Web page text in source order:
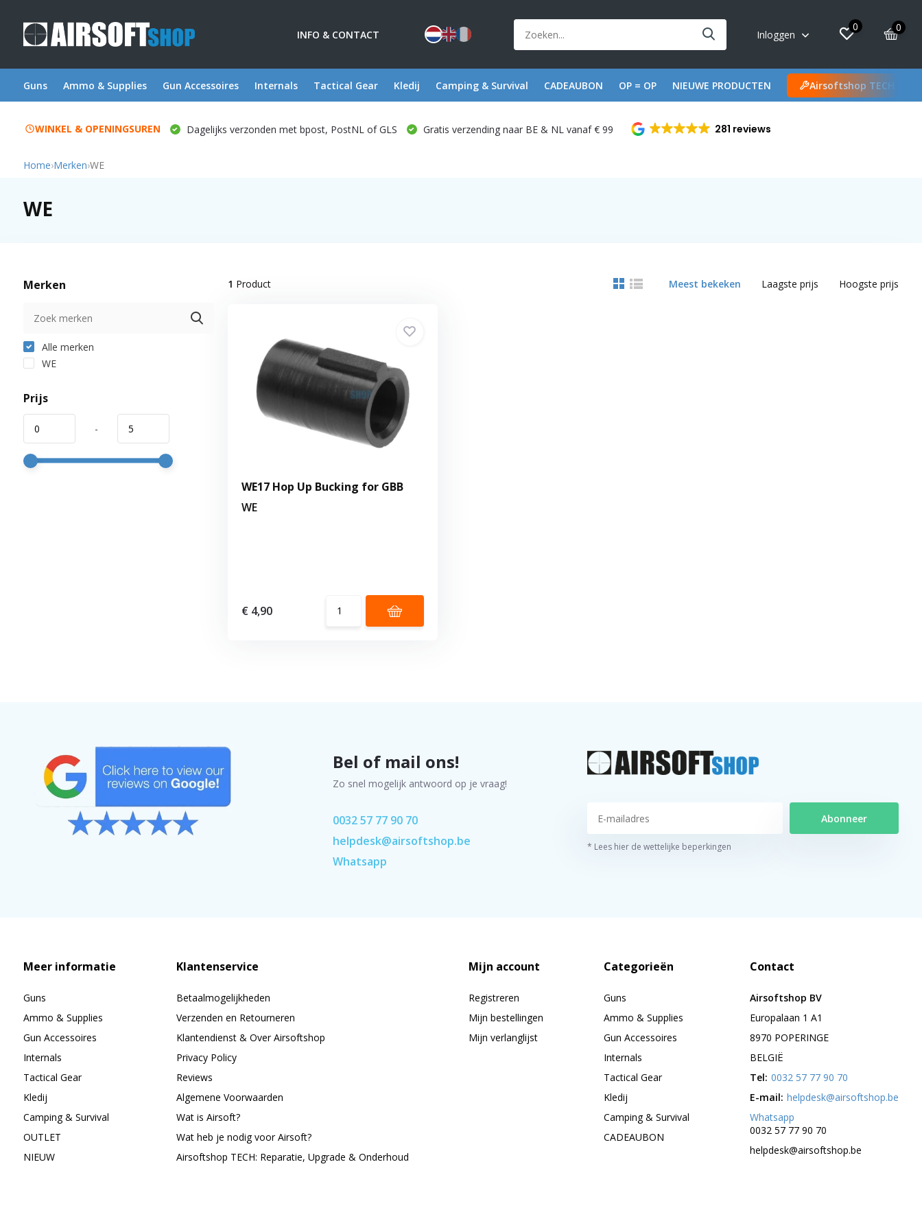
INFO & CONTACT Inloggen
0 0
Guns Ammo & Supplies Gun Accessoires Internals Tactical Gear Kledij Camping & Survival CADEAUBON OP = OP NIEUWE PRODUCTEN Airsoftshop TECH
WINKEL & OPENINGSUREN Dagelijks verzonden met bpost, PostNL of GLS Gratis verzending naar BE & NL vanaf € 99 281 reviews
Home›Merken›WE
WE
Merken
Alle merken
WE
Prijs
-
1 Product Meest bekeken Laagste prijs Hoogste prijs
WE17 Hop Up Bucking for GBB
WE
€ 4,90
Bel of mail ons!
Zo snel mogelijk antwoord op je vraag!
0032 57 77 90 70
helpdesk@airsoftshop.be
Whatsapp
Abonneer
* Lees hier de wettelijke beperkingen
Meer informatie
Guns
Ammo & Supplies
Gun Accessoires
Internals
Tactical Gear
Kledij
Camping & Survival
OUTLET
NIEUW
Klantenservice
Betaalmogelijkheden
Verzenden en Retourneren
Klantendienst & Over Airsoftshop
Privacy Policy
Reviews
Algemene Voorwaarden
Wat is Airsoft?
Wat heb je nodig voor Airsoft?
Airsoftshop TECH: Reparatie, Upgrade & Onderhoud
Mijn account
Registreren
Mijn bestellingen
Mijn verlanglijst
Categorieën
Guns
Ammo & Supplies
Gun Accessoires
Internals
Tactical Gear
Kledij
Camping & Survival
CADEAUBON
Contact
Airsoftshop BV
Europalaan 1 A1
8970 POPERINGE
BELGIË
Tel: 0032 57 77 90 70
E-mail: helpdesk@airsoftshop.be
Whatsapp
0032 57 77 90 70
helpdesk@airsoftshop.be